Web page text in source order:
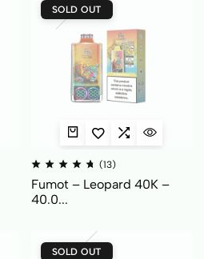
SOLD OUT
(13)
Fumot – Leopard 40K –
40.0...
SOLD OUT